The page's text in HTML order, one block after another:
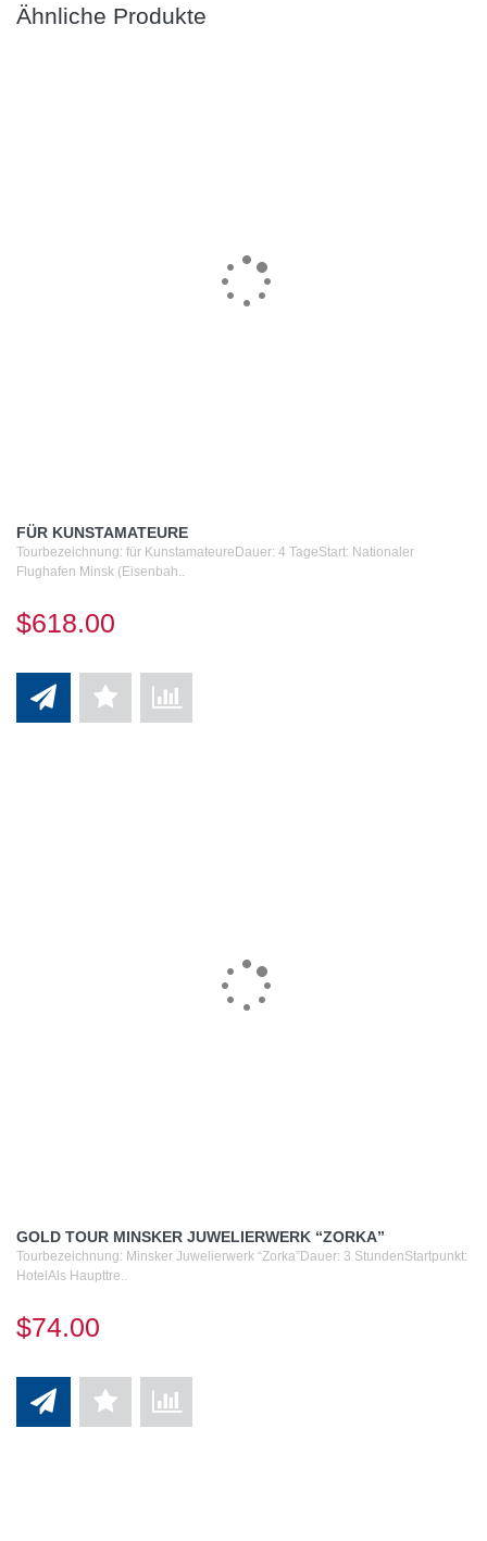
Ähnliche Produkte
FÜR KUNSTAMATEURE
Tourbezeichnung: für KunstamateureDauer: 4 TageStart: Nationaler
Flughafen Minsk (Eisenbah..
$618.00
GOLD TOUR MINSKER JUWELIERWERK “ZORKA”
Tourbezeichnung: Minsker Juwelierwerk “Zorka”Dauer: 3 StundenStartpunkt:
HotelAls Haupttre..
$74.00